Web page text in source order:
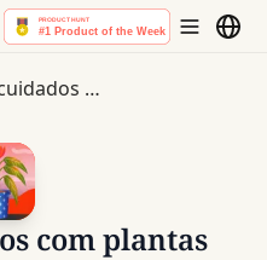
Guia de cuidados com plantas
com plantas